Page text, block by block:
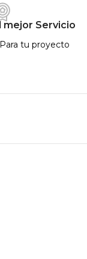
mejor Servicio
Para tu proyecto